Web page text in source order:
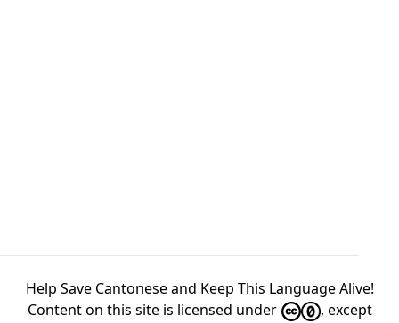
Help Save Cantonese and Keep This Language Alive!
Content on this site is licensed under
, except